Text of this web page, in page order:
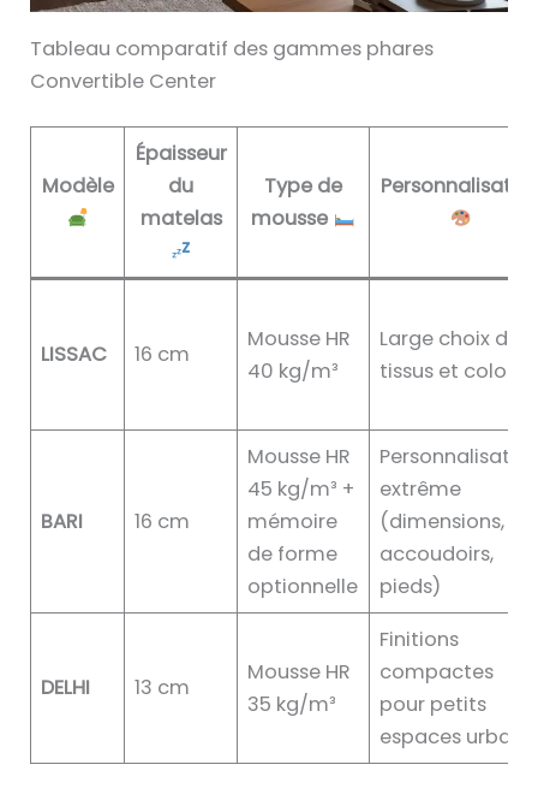
Tableau comparatif des gammes phares
Convertible Center
Modèle
Épaisseur
du
matelas
Type de
mousse
LISSAC 16 cm
Mousse HR
40 kg/m³
Large choix de
tissus et coloris
BARI 16 cm
Mousse HR
45 kg/m³ +
mémoire
de forme
optionnelle
extrême
(dimensions,
accoudoirs,
pieds)
DELHI 13 cm
Mousse HR
35 kg/m³
Finitions
compactes
pour petits
espaces urbains